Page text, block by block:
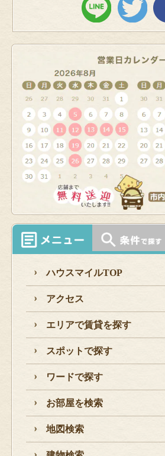
ハウスマイルTOP
アクセス
エリアで賃貸を探す
スポットで探す
ワードで探す
お部屋を検索
地図検索